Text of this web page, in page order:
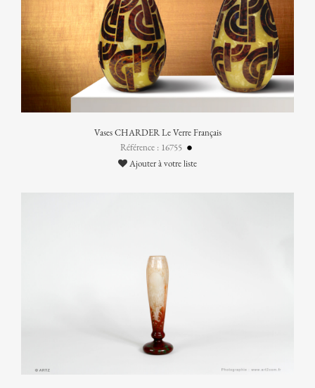
Vases CHARDER Le Verre Français
Référence : 16755
Ajouter à votre liste